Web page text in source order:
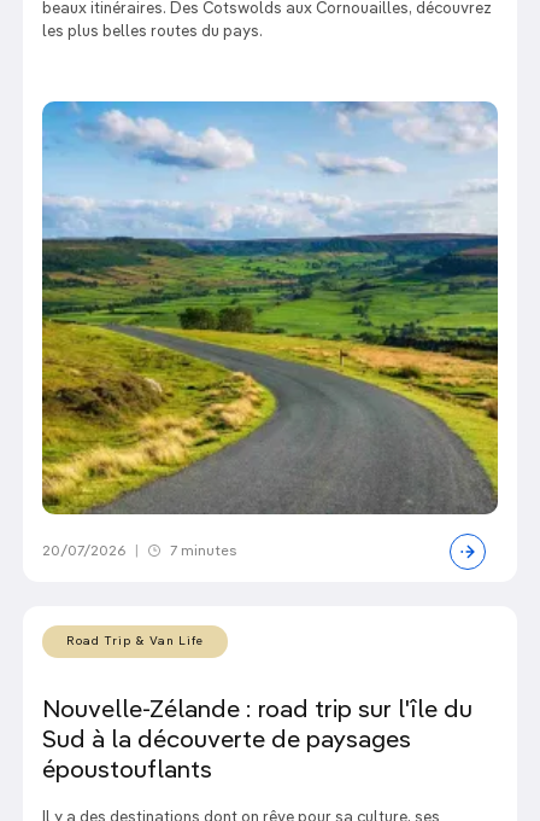
beaux itinéraires. Des Cotswolds aux Cornouailles, découvrez
les plus belles routes du pays.
20/07/2026 7 minutes
Road Trip & Van Life
Nouvelle-Zélande : road trip sur l'île du
Sud à la découverte de paysages
époustouflants
Il y a des destinations dont on rêve pour sa culture, ses